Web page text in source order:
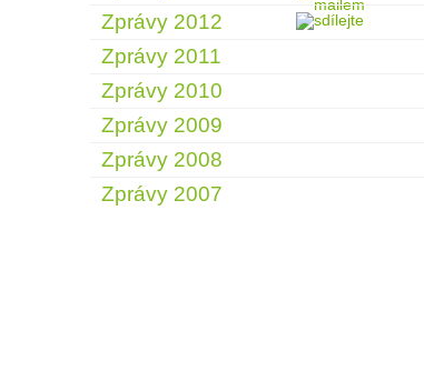
Zprávy 2012
Zprávy 2011
Zprávy 2010
Zprávy 2009
Zprávy 2008
Zprávy 2007